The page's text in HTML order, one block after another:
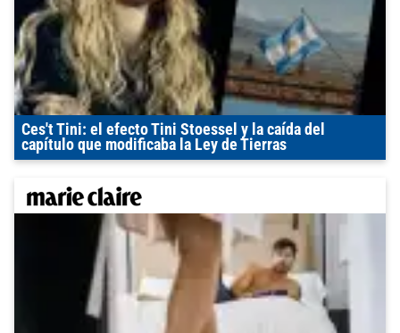
Ces't Tini: el efecto Tini Stoessel y la caída del
capítulo que modificaba la Ley de Tierras